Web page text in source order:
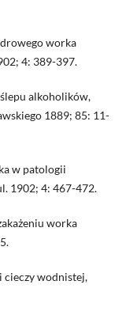
worka
4: 389-397.
alkoholików,
1889; 85: 11-
w patologii
1902; 4: 467-472.
worka
cieczy wodnistej,